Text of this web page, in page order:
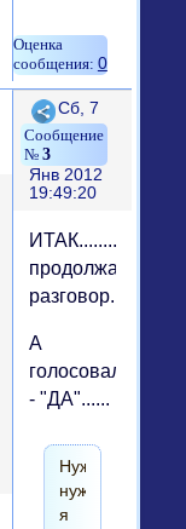
0
Поделиться
3
Сб, 7
Янв 2012
19:49:20
ИТАК........
продолжаем
разговор............
А
голосовала
- "ДА"......
Нужно-
нужно......
я